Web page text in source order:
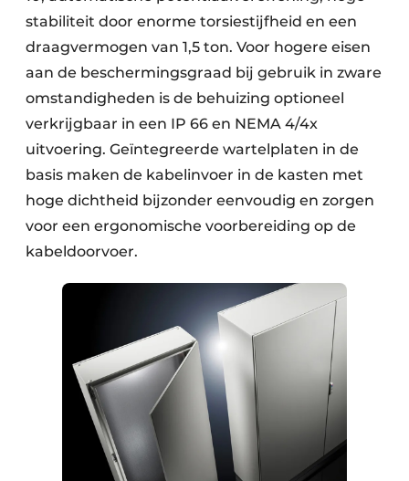
stabiliteit door enorme torsiestijfheid en een
draagvermogen van 1,5 ton. Voor hogere eisen
aan de beschermingsgraad bij gebruik in zware
omstandigheden is de behuizing optioneel
verkrijgbaar in een IP 66 en NEMA 4/4x
uitvoering. Geïntegreerde wartelplaten in de
basis maken de kabelinvoer in de kasten met
hoge dichtheid bijzonder eenvoudig en zorgen
voor een ergonomische voorbereiding op de
kabeldoorvoer.